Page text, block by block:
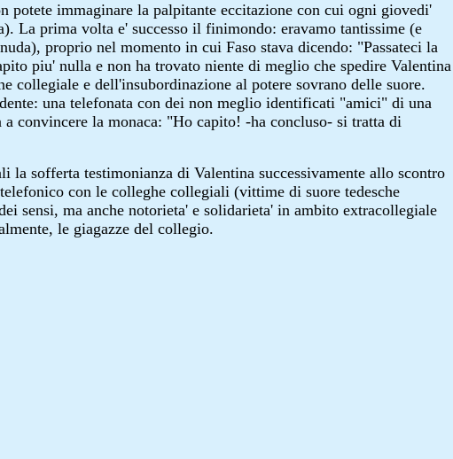
potete immaginare la palpitante eccitazione con cui ogni giovedi'
La prima volta e' successo il finimondo: eravamo tantissime (e
proprio nel momento in cui Faso stava dicendo: "Passateci la
piu' nulla e non ha trovato niente di meglio che spedire Valentina
collegiale e dell'insubordinazione al potere sovrano delle suore.
una telefonata con dei non meglio identificati "amici" di una
convincere la monaca: "Ho capito! -ha concluso- si tratta di
sofferta testimonianza di Valentina successivamente allo scontro
con le colleghe collegiali (vittime di suore tedesche
sensi, ma anche notorieta' e solidarieta' in ambito extracollegiale
le giagazze del collegio.